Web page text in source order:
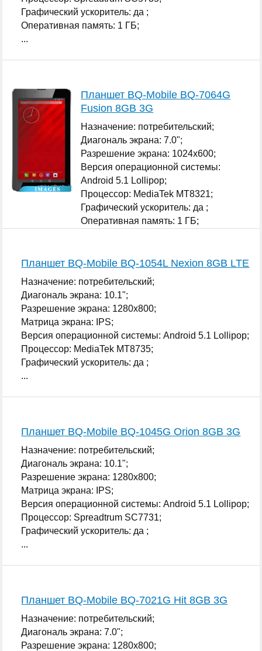
Графический ускоритель: да ;
Оперативная память: 1 ГБ;
...
Планшет BQ-Mobile BQ-7064G
Fusion 8GB 3G
Назначение: потребительский;
Диагональ экрана: 7.0";
Разрешение экрана: 1024x600;
Версия операционной системы:
Android 5.1 Lollipop;
Процессор: MediaTek MT8321;
Графический ускоритель: да ;
Оперативная память: 1 ГБ;
Планшет BQ-Mobile BQ-1054L Nexion 8GB LTE
Назначение: потребительский;
Диагональ экрана: 10.1";
Разрешение экрана: 1280x800;
Матрица экрана: IPS;
Версия операционной системы: Android 5.1 Lollipop;
Процессор: MediaTek MT8735;
Графический ускоритель: да ;
...
Планшет BQ-Mobile BQ-1045G Orion 8GB 3G
Назначение: потребительский;
Диагональ экрана: 10.1";
Разрешение экрана: 1280x800;
Матрица экрана: IPS;
Версия операционной системы: Android 5.1 Lollipop;
Процессор: Spreadtrum SC7731;
Графический ускоритель: да ;
...
Планшет BQ-Mobile BQ-7021G Hit 8GB 3G
Назначение: потребительский;
Диагональ экрана: 7.0";
Разрешение экрана: 1280x800;